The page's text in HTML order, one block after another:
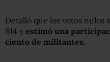
Detalló que los votos nulos
814 y estimó una
ciento de militantes.